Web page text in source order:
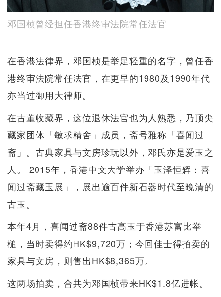
邓国桢曾经担任香港终审法院常任法官
在香港法律界，邓国桢是举足轻重的名字，曾任香
港终审法院常任法官，在更早的1980及1990年代
亦当过御用大律师。
在古董收藏界，这位退休法官也为人熟悉，乃顶尖
藏家团体「敏求精舍」成员，斋号雅称「喜闻过
斋」。古典家具与文房珍玩以外，邓氏亦是爱玉之
人。 2015年，香港中文大学举办「玉泽恒辉：喜
闻过斋藏玉展」，展出逾百件新石器时代至晚清的
古玉。
本年4月，喜闻过斋88件古高玉于香港苏富比举
槌，当时卖得约HK$9,720万；今回佳士得拍卖的
家具与文房，则售出HK$8,365万。
这两场拍卖，合共为邓国桢带来HK$1.8亿进帐。